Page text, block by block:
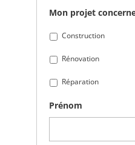
Mon projet
Construction
Rénovation
Réparation
Prénom